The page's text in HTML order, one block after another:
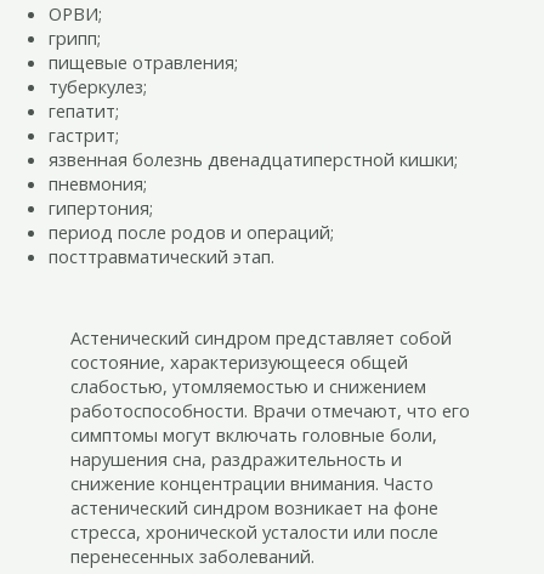
ОРВИ;
грипп;
пищевые отравления;
туберкулез;
гепатит;
гастрит;
язвенная болезнь двенадцатиперстной кишки;
пневмония;
гипертония;
период после родов и операций;
посттравматический этап.
Астенический синдром представляет собой
состояние, характеризующееся общей
слабостью, утомляемостью и снижением
работоспособности. Врачи отмечают, что его
симптомы могут включать головные боли,
нарушения сна, раздражительность и
снижение концентрации внимания. Часто
астенический синдром возникает на фоне
стресса, хронической усталости или после
перенесенных заболеваний.